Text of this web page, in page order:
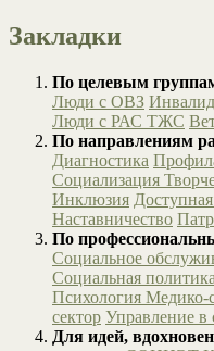
Закладки
По целевым
Люди с ОВЗ
Люди с РАС ТЖС
По направлениям
Диагностика
Социализация
Инклюзия
Наставничество
По
Социальное
Социальная политика
Психология Медико-
сектор Управление в
Для идей,